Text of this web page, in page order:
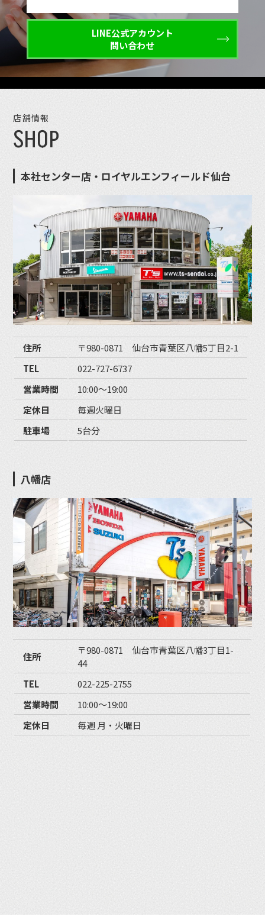
LINE公式アカウント
問い合わせ
店舗情報
SHOP
本社センター店・ロイヤルエンフィールド仙台
住所
〒980-0871 仙台市青葉区八幡5丁目2-1
TEL
022-727-6737
営業時間
10:00〜19:00
定休日
毎週火曜日
駐車場
5台分
八幡店
住所
〒980-0871 仙台市青葉区八幡3丁目1-
44
TEL
022-225-2755
営業時間
10:00〜19:00
定休日
毎週 月・火曜日